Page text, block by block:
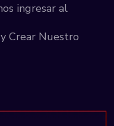
ingresar al
y Crear Nuestro